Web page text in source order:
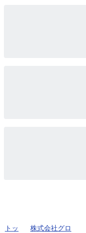
トッ
株式会社グロ